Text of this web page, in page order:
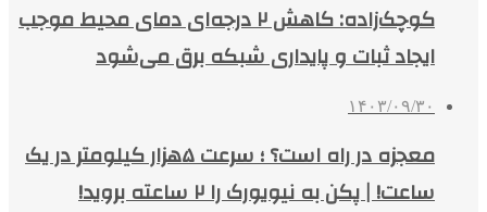
کوچک‌زاده: کاهش ۲ درجه‌ای دمای محیط موجب
ایجاد ثبات و پایداری شبکه برق می‌شود
۱۴۰۳/۰۹/۳۰
معجزه در راه است؟ ؛ سرعت ۵هزار کیلومتر در یک
ساعت! | پکن به نیویورک را ۲ ساعته بروید!